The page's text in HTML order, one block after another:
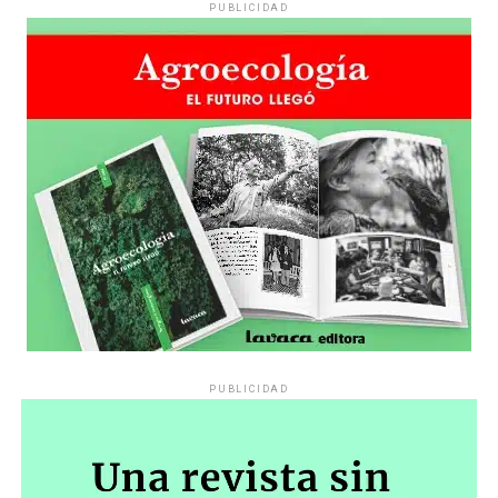
Década perdida: Marta Montero,
Hay varios hombres presentes: padres con sus hijas,
grupos de amigos, novios. «Con los pares que no tienen
sensibilidad al tema, la conversación se vuelve muy
estratégica, hay que evitar el choque frontal. Mi método
es a través del interrogante, que puedan encarnar la
pregunta», comparte Gonzalo, de 41 años.
PUBLICIDAD
PUBLICIDAD